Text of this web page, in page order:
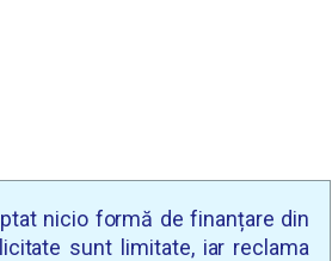
nicio formă de finanțare din
sunt limitate, iar reclama